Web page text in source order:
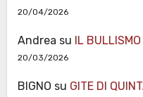
20/04/2026
Andrea su IL
20/03/2026
BIGNO su GITE DI